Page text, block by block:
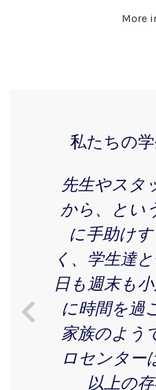
More
私たちの学
先生やスタ
から、とい
に手助け
く、学生達
日も週末も
に時間を過
家族のよう
ロセンター
以上の存